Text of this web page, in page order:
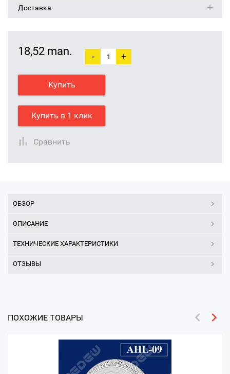
Доставка
18,52 man. - +
Купить
Купить в 1 клик
Сравнить
ОБЗОР
ОПИСАНИЕ
ТЕХНИЧЕСКИЕ ХАРАКТЕРИСТИКИ
ОТЗЫВЫ
ПОХОЖИЕ ТОВАРЫ